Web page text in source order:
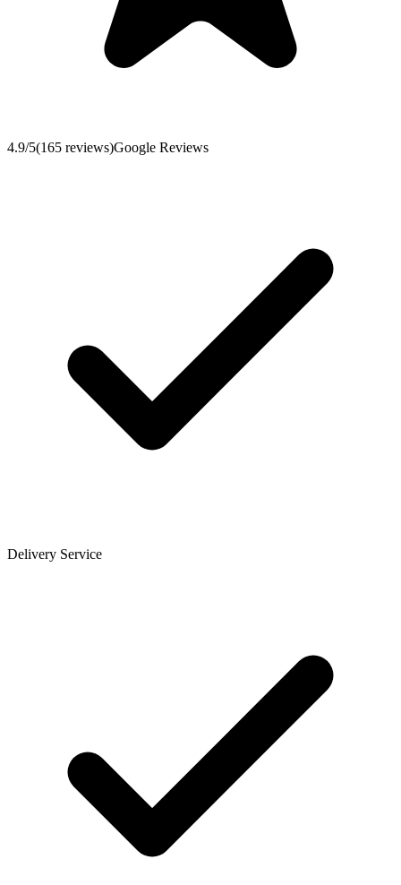
4.9/5(165 reviews)Google Reviews
Delivery Service